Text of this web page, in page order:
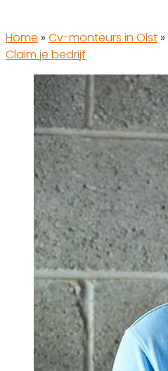
Home » Cv-monteurs in Olst »
Claim je bedrijf